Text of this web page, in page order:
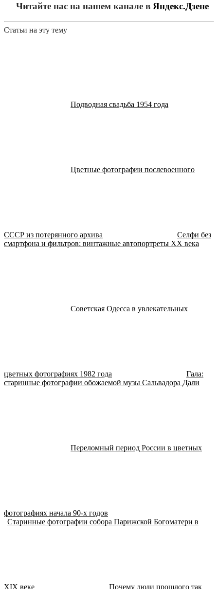
Читайте нас на нашем канале в Яндекс.Дзене
Статьи на эту тему
Подводная свадьба 1954 года
Цветные фотографии послевоенного
СССР из потерянного архива
Селфи без
смартфона и фильтров: винтажные автопортреты XX века
Советская Одесса в увлекательных
цветных фотографиях 1982 года
Гала:
старинные фотографии обожаемой музы Сальвадора Дали
Переломный период России в цветных
фотографиях начала 90-х годов
Старинные фотографии собора Парижской Богоматери в
XIX веке Почему люди прошлого так